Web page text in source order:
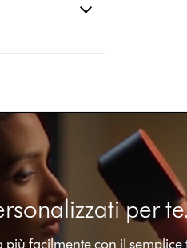
per
facilmente con il semplice